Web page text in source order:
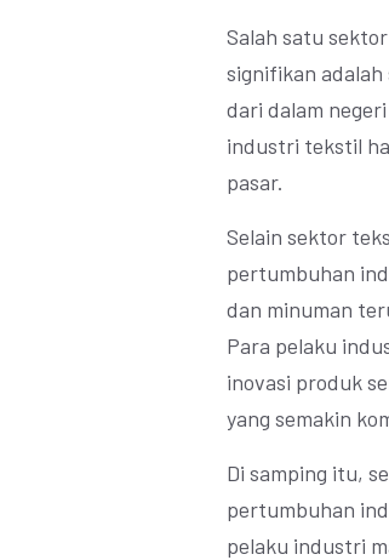
Salah satu
signifikan
dari dalam
industri tekstil
pasar.
Selain sektor
pertumbuhan
dan minuman
Para pelaku
inovasi produk
yang semakin
Di samping itu,
pertumbuhan
pelaku industri